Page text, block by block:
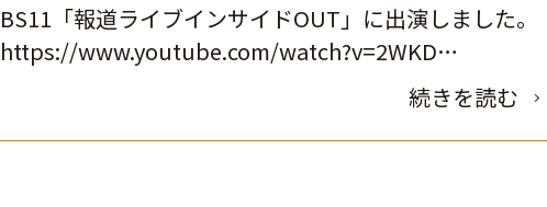
BS11「報道ライブインサイドOUT」に出演しました。
https://www.youtube.com/watch?v=2WKD…
続きを読む